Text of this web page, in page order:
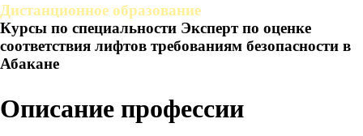
Дистанционное образование
Курсы по специальности Эксперт по оценке
соответствия лифтов требованиям безопасности в
Абакане
Описание профессии